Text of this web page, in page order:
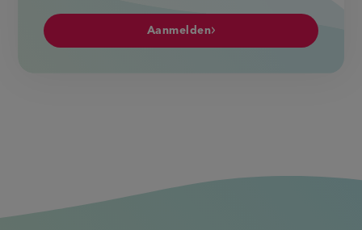
Aanmelden